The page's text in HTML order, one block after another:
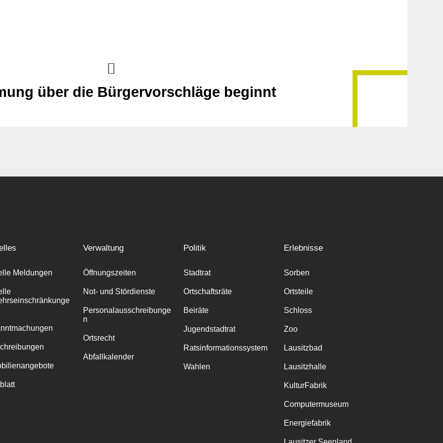
über die Bürgervorschläge beginnt
Meldungen
Verwaltung
Öffnungszeiten
Not- und Stördienste
Personalausschreibunge
n
Ortsrecht
Abfallkalender
Politik
Stadtrat
Ortschaftsräte
Beiräte
Jugendstadtrat
Ratsinformationssystem
Wahlen
Erlebnisse
Sorben
Ortsteile
Schloss
Zoo
Lausitzbad
Lausitzhalle
KulturFabrik
Computermuseum
Energiefabrik